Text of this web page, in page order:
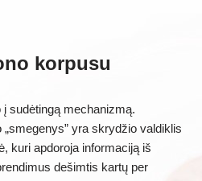
korpusu
sudėtingą mechanizmą.
yra skrydžio valdiklis
kuri apdoroja informaciją iš
dešimtis kartų per